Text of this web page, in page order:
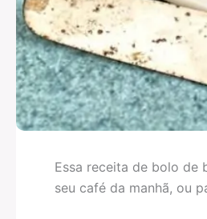
Essa receita de bolo de
seu café da manhã, ou